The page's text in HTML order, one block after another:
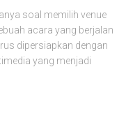
soal memilih venue
acara yang berjalan
dipersiapkan dengan
yang menjadi